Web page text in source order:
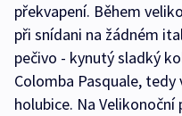
překvapení. Během
při snídani na žádném
pečivo - kynutý sladký
Colomba Pasquale,
holubice. Na